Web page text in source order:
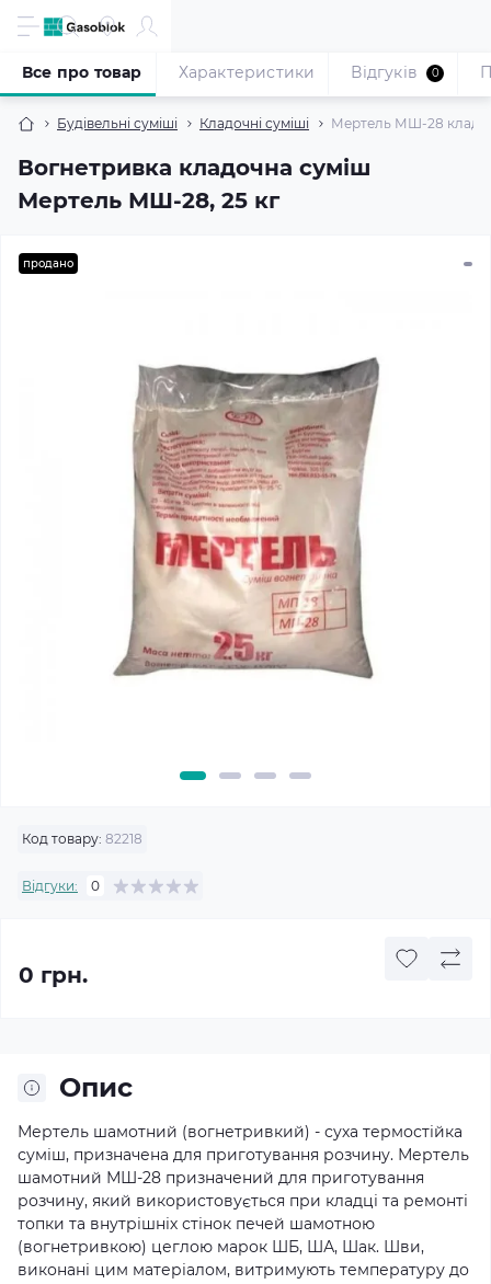
Будівельні суміші Кладочні суміші Мертель МШ-28
Вогнетривка кладочна суміш
Мертель МШ-28, 25 кг
Все про товар Характеристики Відгуків 0
продано
Код товару: 82218
Відгуки: 0
0 грн.
Опис
Мертель шамотний (вогнетривкий) - суха термостійка
суміш, призначена для приготування розчину. Мертель
шамотний МШ-28 призначений для приготування
розчину, який використовується при кладці та ремонті
топки та внутрішніх стінок печей шамотною
(вогнетривкою) цеглою марок ШБ, ША, Шак. Шви,
виконані цим матеріалом, витримують температуру до